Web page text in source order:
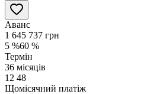
Аванс
1 645 737 грн
5 %60 %
Термін
36 місяців
12 48
Щомісячний платіж